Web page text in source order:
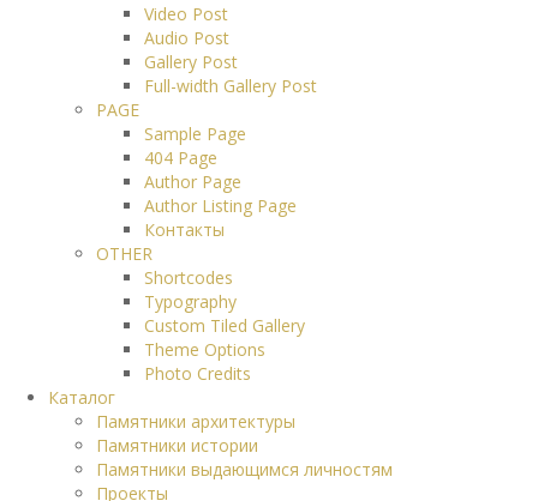
Video Post
Audio Post
Gallery Post
Full-width Gallery Post
PAGE
Sample Page
404 Page
Author Page
Author Listing Page
Контакты
OTHER
Shortcodes
Typography
Custom Tiled Gallery
Theme Options
Photo Credits
Каталог
Памятники архитектуры
Памятники истории
Памятники выдающимся личностям
Проекты